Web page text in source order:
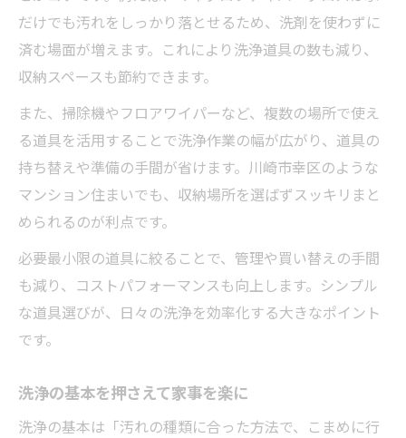
だけでも汚れをしっかり落とせるため、洗剤を使わずに
済む場面が増えます。これにより洗浄道具の数も減り、
収納スペースも節約できます。
また、掃除機やフロアワイパーなど、複数の場所で使え
る道具を活用することで洗浄作業の幅が広がり、道具の
持ち替えや準備の手間が省けます。川崎市幸区のような
マンション住まいでも、収納場所を選ばずスッキリまと
められるのが利点です。
必要最小限の道具に絞ることで、管理や買い替えの手間
も減り、コストパフォーマンスも向上します。シンプル
な道具選びが、日々の洗浄を効率化する大きなポイント
です。
洗浄の基本を押さえて家事を楽に
洗浄の基本は「汚れの種類に合った方法で、こまめに行